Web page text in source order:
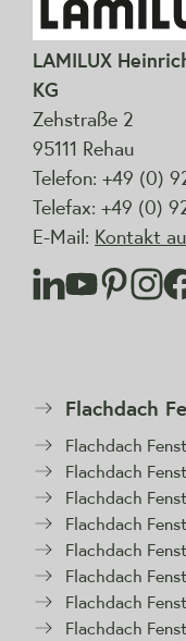
LAMILUX
KG
Zehstraße 2
95111 Rehau
Telefon: +49 (0)
Telefax: +49 (0)
E-Mail: Kontakt
Flachdach
Flachdach
Flachdach
Flachdach
Flachdach
Flachdach
Flachdach
Flachdach
Flachdach